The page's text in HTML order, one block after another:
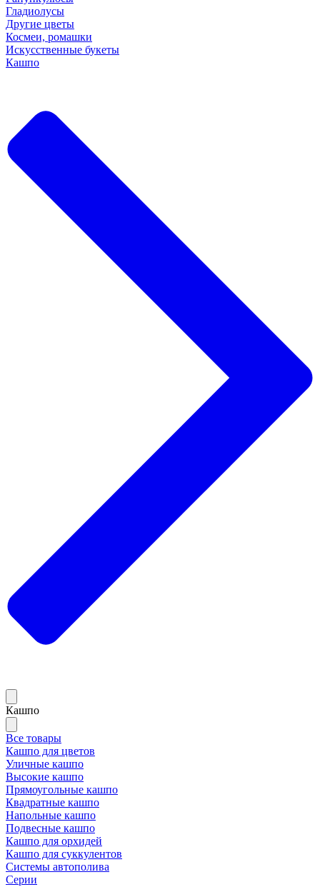
Гладиолусы
Другие цветы
Космеи, ромашки
Искусственные букеты
Кашпо
Кашпо
Все товары
Кашпо для цветов
Уличные кашпо
Высокие кашпо
Прямоугольные кашпо
Квадратные кашпо
Напольные кашпо
Подвесные кашпо
Кашпо для орхидей
Кашпо для суккулентов
Системы автополива
Серии